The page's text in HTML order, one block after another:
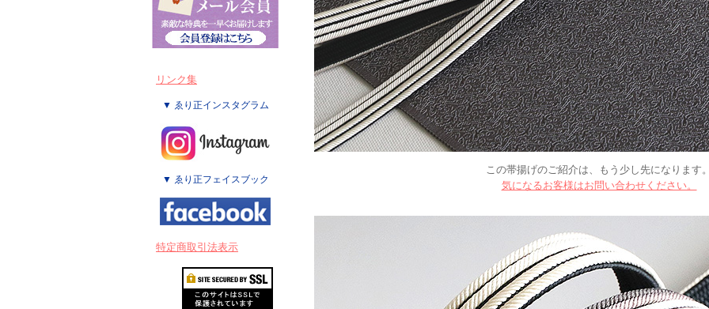
リンク集
▼ ゑり正インスタグラム
▼ ゑり正フェイスブック
特定商取引法表示
この帯揚げのご紹介は、もう少し先になります
気になるお客様はお問い合わせください。